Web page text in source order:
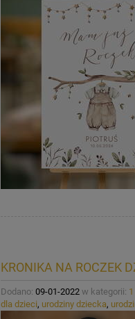
PUDEŁECZKA
KORONKA KWADRAT
6,98 zł
Cena regularna:
9,98 zł
Najniższa cena:3,00 zł
DO KOSZYKA
KRONIKA NA ROCZEK
Dodano: 09-01-2022 w kategorii:
dla dzieci, urodziny dziecka,